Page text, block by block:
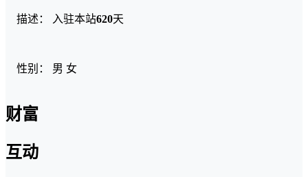
描述： 入驻本站620天
性别： 男 女
财富
互动